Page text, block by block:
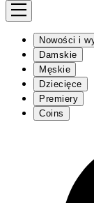
Nowości i
Damskie
Męskie
Dziecięce
Premiery
Coins